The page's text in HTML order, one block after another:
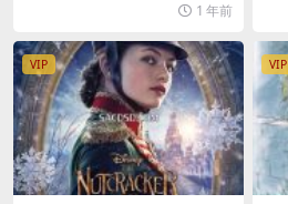
1 年前
VIP VIP